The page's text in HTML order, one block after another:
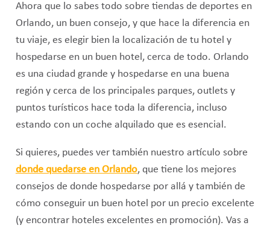
Ahora que lo sabes todo sobre tiendas de deportes en
Orlando, un buen consejo, y que hace la diferencia en
tu viaje, es elegir bien la localización de tu hotel y
hospedarse en un buen hotel, cerca de todo. Orlando
es una ciudad grande y hospedarse en una buena
región y cerca de los principales parques, outlets y
puntos turísticos hace toda la diferencia, incluso
estando con un coche alquilado que es esencial.
Si quieres, puedes ver también nuestro artículo sobre
donde quedarse en Orlando, que tiene los mejores
consejos de donde hospedarse por allá y también de
cómo conseguir un buen hotel por un precio excelente
(y encontrar hoteles excelentes en promoción). Vas a